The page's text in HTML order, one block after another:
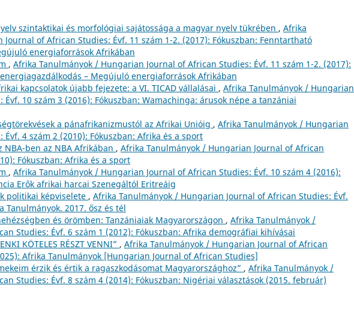
szintaktikai és morfológiai sajátossága a magyar nyelv tükrében , Afrika
of African Studies: Évf. 11 szám 1-2. (2017): Fókuszban: Fenntartható
energiaforrások Afrikában
, Afrika Tanulmányok / Hungarian Journal of African Studies: Évf. 11 szám 1-2. (2017):
– Megújuló energiaforrások Afrikában
kapcsolatok újabb fejezete: a VI. TICAD vállalásai , Afrika Tanulmányok / Hungarian
Évf. 10 szám 3 (2016): Fókuszban: Wamachinga: árusok népe a tanzániai
a pánafrikanizmustól az Afrikai Unióig , Afrika Tanulmányok / Hungarian
4 szám 2 (2010): Fókuszban: Afrika és a sport
NBA-ben az NBA Afrikában , Afrika Tanulmányok / Hungarian Journal of African
Fókuszban: Afrika és a sport
, Afrika Tanulmányok / Hungarian Journal of African Studies: Évf. 10 szám 4 (2016):
Erők afrikai harcai Szenegáltól Eritreáig
politikai képviselete , Afrika Tanulmányok / Hungarian Journal of African Studies: Évf.
Tanulmányok. 2017. ősz és tél
és örömben: Tanzániaiak Magyarországon , Afrika Tanulmányok /
Studies: Évf. 6 szám 1 (2012): Fókuszban: Afrika demográfiai kihívásai
KÖTELES RÉSZT VENNI” , Afrika Tanulmányok / Hungarian Journal of African
Afrika Tanulmányok [Hungarian Journal of African Studies]
érzik és értik a ragaszkodásomat Magyarországhoz” , Afrika Tanulmányok /
Studies: Évf. 8 szám 4 (2014): Fókuszban: Nigériai választások (2015. február)